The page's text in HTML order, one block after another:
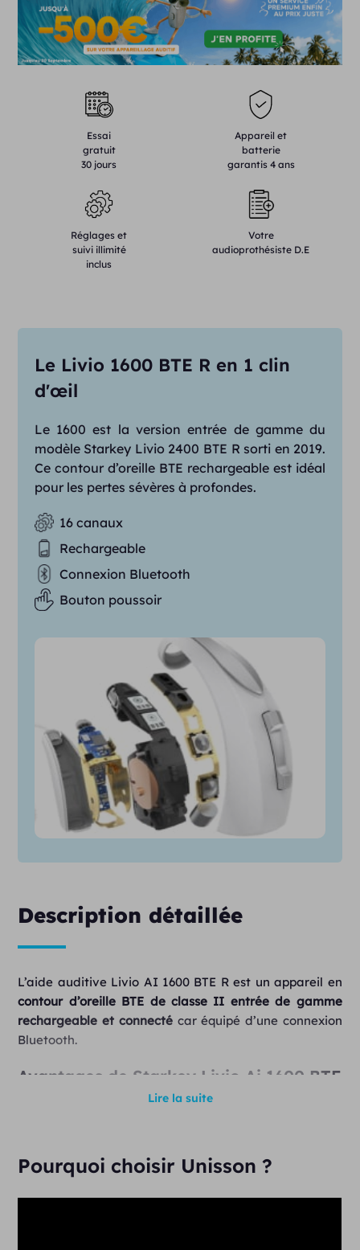
Essai
gratuit
30 jours
Appareil et
batterie
garantis 4 ans
Réglages et
suivi illimité
inclus
Votre
audioprothésiste D.E
Le Livio 1600 BTE R en 1 clin
d'œil
Le 1600 est la version entrée de gamme du
modèle Starkey Livio 2400 BTE R sorti en 2019.
Ce contour d’oreille BTE rechargeable est idéal
pour les pertes sévères à profondes.
16 canaux
Rechargeable
Connexion Bluetooth
Bouton poussoir
Description détaillée
L’aide auditive Livio AI 1600 BTE R est un appareil en
contour d’oreille BTE de classe II entrée de gamme
rechargeable et connectécar équipé d’une connexion
Bluetooth.
Avantages de Starkey Livio Ai 1600 BTE
qui vous garantit une bonne expérience auditive dans
différentes situations comme le travail, la maison,
l’extérieur et les restaurants.
Lire la suite
Pourquoi choisir Unisson ?